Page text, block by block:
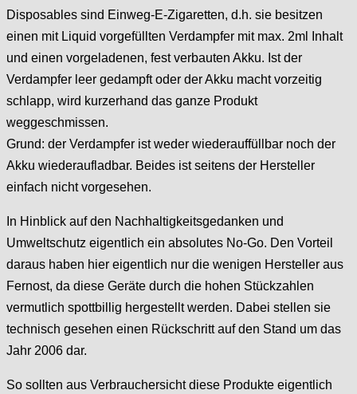
Disposables sind Einweg-E-Zigaretten, d.h. sie besitzen
einen mit Liquid vorgefüllten Verdampfer mit max. 2ml Inhalt
und einen vorgeladenen, fest verbauten Akku. Ist der
Verdampfer leer gedampft oder der Akku macht vorzeitig
schlapp, wird kurzerhand das ganze Produkt
weggeschmissen.
Grund: der Verdampfer ist weder wiederauffüllbar noch der
Akku wiederaufladbar. Beides ist seitens der Hersteller
einfach nicht vorgesehen.
In Hinblick auf den Nachhaltigkeitsgedanken und
Umweltschutz eigentlich ein absolutes No-Go. Den Vorteil
daraus haben hier eigentlich nur die wenigen Hersteller aus
Fernost, da diese Geräte durch die hohen Stückzahlen
vermutlich spottbillig hergestellt werden. Dabei stellen sie
technisch gesehen einen Rückschritt auf den Stand um das
Jahr 2006 dar.
So sollten aus Verbrauchersicht diese Produkte eigentlich